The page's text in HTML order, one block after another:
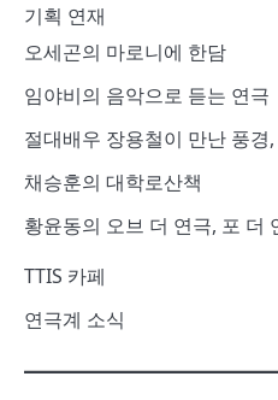
기획 연재
오세곤의 마로니에 한담
임야비의 음악으로 듣는 연극
절대배우 장용철이 만난 풍경
채승훈의 대학로산책
황윤동의 오브 더 연극, 포 더
TTIS 카페
연극계 소식